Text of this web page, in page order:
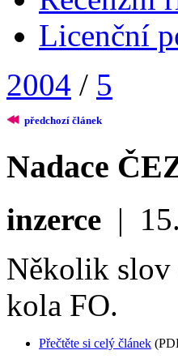
Licenční
2004 / 5
předchozí článek
Nadace
inzerce |
Několik slov
kola FO.
Přečtěte si celý článek